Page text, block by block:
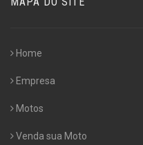
Home
Empresa
Motos
Venda sua Moto